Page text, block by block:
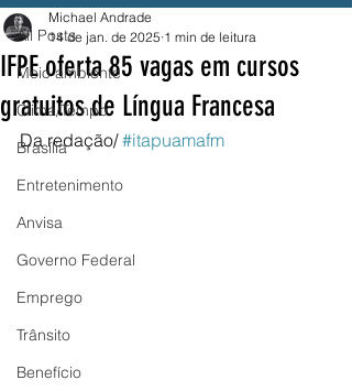
All Posts
Meio ambiente
Clima/Tempo
Brasília
Entretenimento
Anvisa
Governo Federal
Emprego
Trânsito
Benefício
IFPE oferta 85 vagas em cursos
gratuitos de Língua Francesa
Michael Andrade
14 de jan. de 2025 1 min de leitura
Da redação/ #itapuamafm